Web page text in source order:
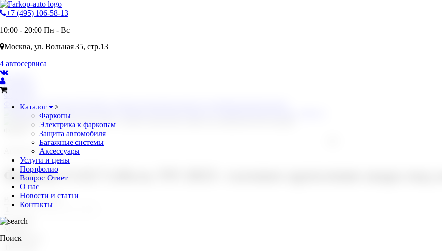
+7 (495) 106-58-13
10:00 - 20:00 Пн - Вс
Москва, ул. Вольная 35, стр.13
4 автосервиса
Каталог
Фаркопы
Электрика к фаркопам
Защита автомобиля
Багажные системы
Аксессуары
Услуги и цены
Портфолио
Вопрос-Ответ
О нас
Новости и статьи
Контакты
Поиск
Главная
Фаркопы
Фаркопы
Фаркоп GAZ Соболь NN 2023- съемное крепление шара под американский квадрат
Артикул: 5802.32
Фаркоп GAZ Соболь NN 2023- съемное крепление шара под
В наличии: 1 шт.
21 230 ₽
Соболь NN